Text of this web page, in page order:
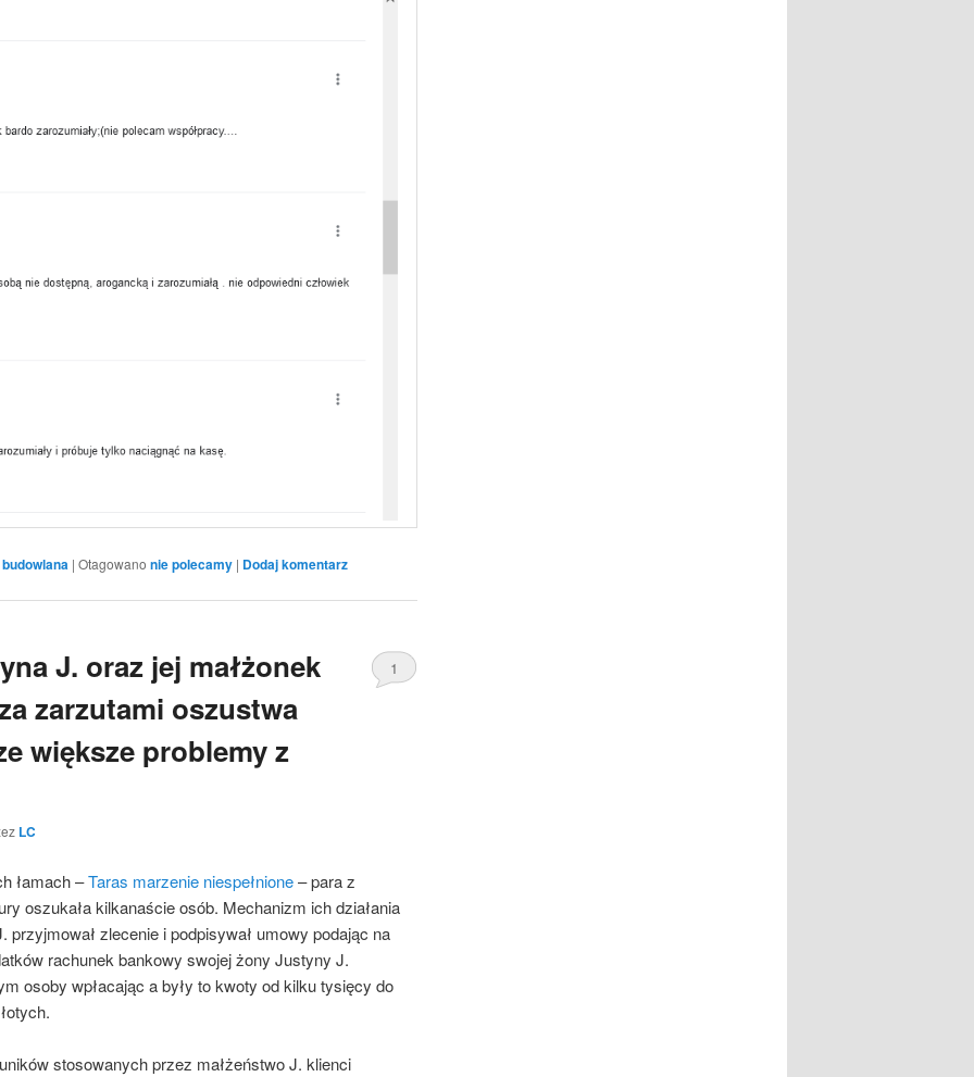
| Otagowano nie polecamy | Dodaj komentarz
J. oraz jej małżonek
zarzutami oszustwa
większe problemy z
LC
1
łamach –Taras marzenie niespełnione– para z
oszukała kilkanaście osób. Mechanizm ich działania
przyjmował zlecenie i podpisywał umowy podając na
rachunek bankowy swojej żony Justyny J.
osoby wpłacając a były to kwoty od kilku tysięcy do
stosowanych przez małżeństwo J. klienci